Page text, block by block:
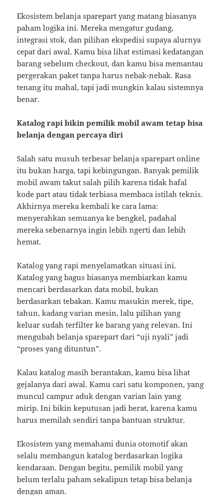
Ekosistem belanja sparepart yang matang biasanya
paham logika ini. Mereka mengatur gudang,
integrasi stok, dan pilihan ekspedisi supaya alurnya
cepat dari awal. Kamu bisa lihat estimasi kedatangan
barang sebelum checkout, dan kamu bisa memantau
pergerakan paket tanpa harus nebak-nebak. Rasa
tenang itu mahal, tapi jadi mungkin kalau sistemnya
benar.
Katalog rapi bikin pemilik mobil awam tetap bisa
belanja dengan percaya diri
Salah satu musuh terbesar belanja sparepart online
itu bukan harga, tapi kebingungan. Banyak pemilik
mobil awam takut salah pilih karena tidak hafal
kode part atau tidak terbiasa membaca istilah teknis.
Akhirnya mereka kembali ke cara lama:
menyerahkan semuanya ke bengkel, padahal
mereka sebenarnya ingin lebih ngerti dan lebih
hemat.
Katalog yang rapi menyelamatkan situasi ini.
Katalog yang bagus biasanya membiarkan kamu
mencari berdasarkan data mobil, bukan
berdasarkan tebakan. Kamu masukin merek, tipe,
tahun, kadang varian mesin, lalu pilihan yang
keluar sudah terfilter ke barang yang relevan. Ini
mengubah belanja sparepart dari “uji nyali” jadi
“proses yang dituntun”.
Kalau katalog masih berantakan, kamu bisa lihat
gejalanya dari awal. Kamu cari satu komponen, yang
muncul campur aduk dengan varian lain yang
mirip. Ini bikin keputusan jadi berat, karena kamu
harus memilah sendiri tanpa bantuan struktur.
Ekosistem yang memahami dunia otomotif akan
selalu membangun katalog berdasarkan logika
kendaraan. Dengan begitu, pemilik mobil yang
belum terlalu paham sekalipun tetap bisa belanja
dengan aman.